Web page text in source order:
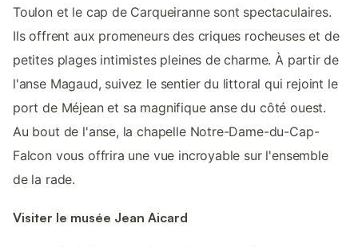
Toulon et le cap de Carqueiranne sont spectaculaires.
Ils offrent aux promeneurs des criques rocheuses et de
petites plages intimistes pleines de charme. À partir de
l'anse Magaud, suivez le sentier du littoral qui rejoint le
port de Méjean et sa magnifique anse du côté ouest.
Au bout de l'anse, la chapelle Notre-Dame-du-Cap-
Falcon vous offrira une vue incroyable sur l'ensemble
de la rade.
Visiter le musée Jean Aicard